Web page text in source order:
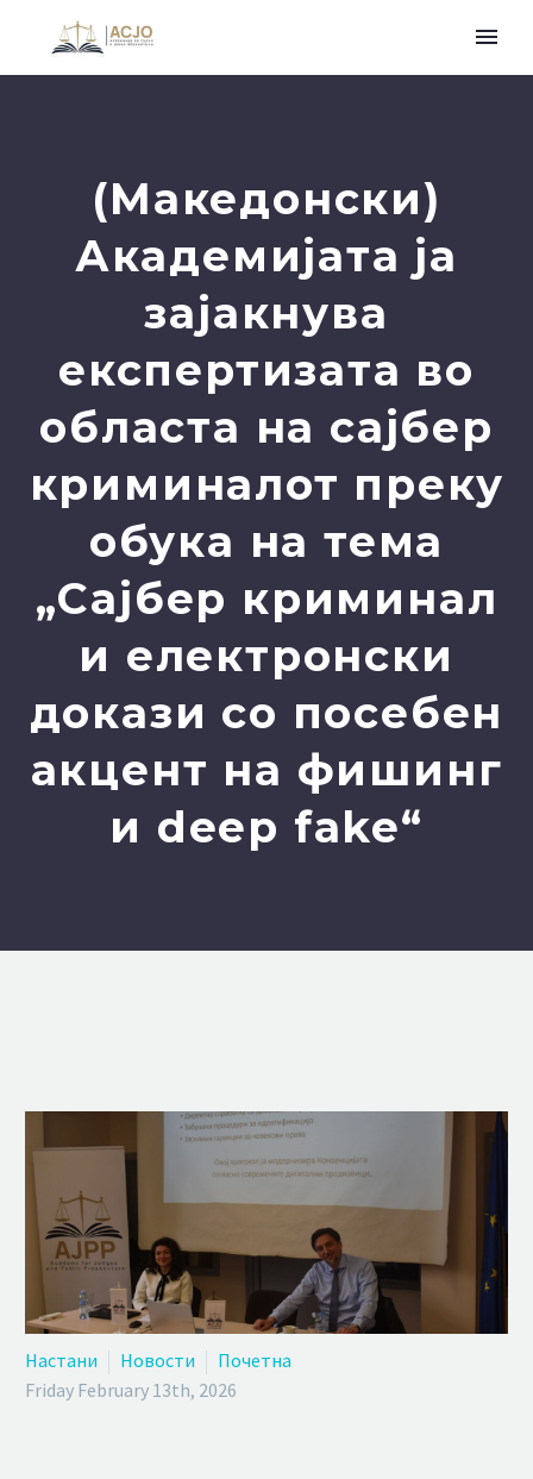
(Македонски)
Академијата ја
зајакнува
експертизата во
областа на сајбер
криминалот преку
обука на тема
„Сајбер криминал
и електронски
докази со посебен
акцент на фишинг
и deep fake“
Настани Новости
Почетна
Friday February 13th, 2026